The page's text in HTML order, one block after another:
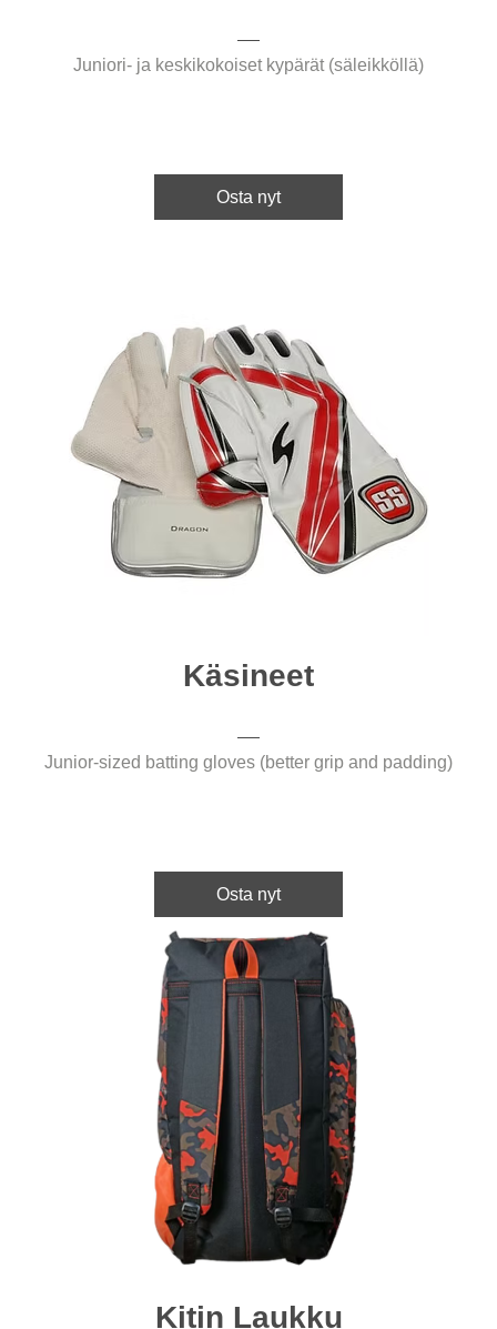
Juniori- ja keskikokoiset kypärät (säleikköllä)
Osta nyt
Käsineet
Junior-sized batting gloves (better grip and padding)
Osta nyt
Kitin Laukku